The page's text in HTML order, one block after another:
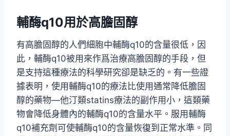
輔酶q10用於高膽固醇
有高膽固醇的人們細胞中輔酶q10的含量很低，因
此，輔酶q10被用來作爲治療高膽固醇的手段，但
是支持這種療法的科學研究卻是缺乏的。有一些證
據表明，使用輔酶q10的療法比使用通常降低膽固
醇的藥物—他汀類statins療法的副作用小，這類藥
物會降低身體內的輔酶q10的含量水平。服用輔酶
q10補充劑可使輔酶q10的含量恢復到正常水準。同